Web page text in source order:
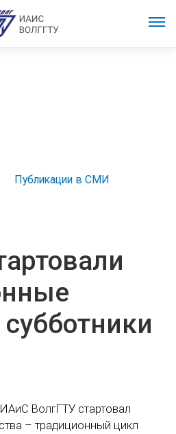
Публикации в СМИ
ВолгГТУ стартовал
– традиционный цикл